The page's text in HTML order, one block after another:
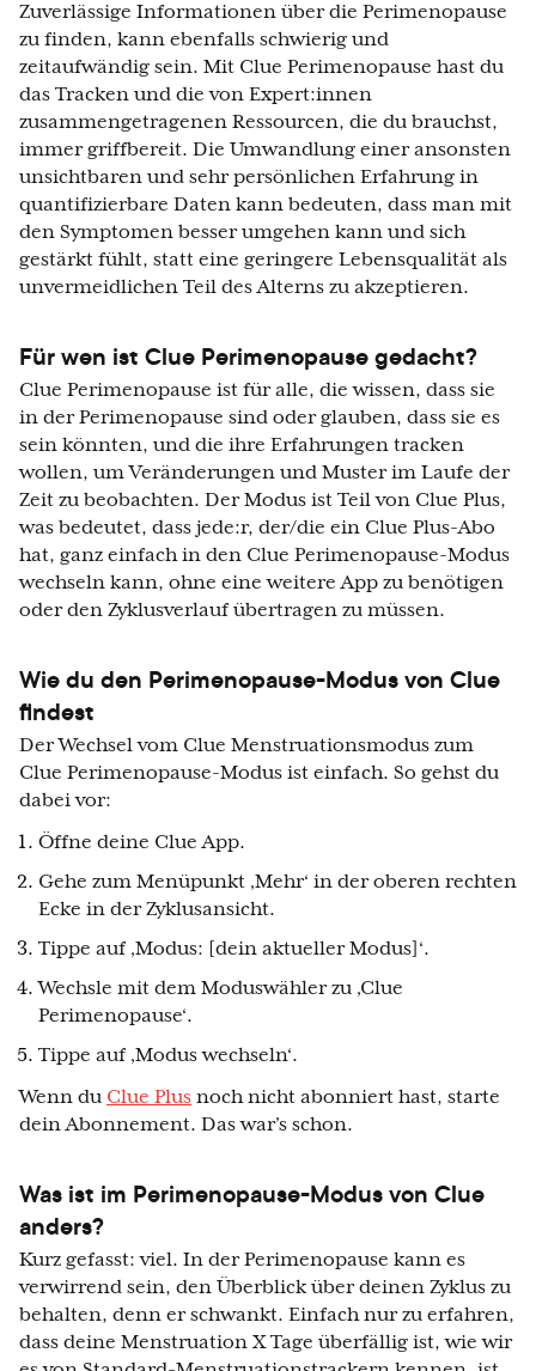
Zuverlässige Informationen über die Perimenopause
zu finden, kann ebenfalls schwierig und
zeitaufwändig sein. Mit Clue Perimenopause hast du
das Tracken und die von Expert:innen
zusammengetragenen Ressourcen, die du brauchst,
immer griffbereit. Die Umwandlung einer ansonsten
unsichtbaren und sehr persönlichen Erfahrung in
quantifizierbare Daten kann bedeuten, dass man mit
den Symptomen besser umgehen kann und sich
gestärkt fühlt, statt eine geringere Lebensqualität als
unvermeidlichen Teil des Alterns zu akzeptieren.
Für wen ist Clue Perimenopause gedacht?
Clue Perimenopause ist für alle, die wissen, dass sie
in der Perimenopause sind oder glauben, dass sie es
sein könnten, und die ihre Erfahrungen tracken
wollen, um Veränderungen und Muster im Laufe der
Zeit zu beobachten. Der Modus ist Teil von Clue Plus,
was bedeutet, dass jede:r, der/die ein Clue Plus-Abo
hat, ganz einfach in den Clue Perimenopause-Modus
wechseln kann, ohne eine weitere App zu benötigen
oder den Zyklusverlauf übertragen zu müssen.
Wie du den Perimenopause-Modus von Clue
findest
Der Wechsel vom Clue Menstruationsmodus zum
Clue Perimenopause-Modus ist einfach. So gehst du
dabei vor:
Öffne deine Clue App.
Gehe zum Menüpunkt ‚Mehr‘ in der oberen rechten
Ecke in der Zyklusansicht.
Tippe auf ‚Modus: [dein aktueller Modus]‘.
Wechsle mit dem Moduswähler zu ‚Clue
Perimenopause‘.
Tippe auf ‚Modus wechseln‘.
Wenn du Clue Plus noch nicht abonniert hast, starte
dein Abonnement. Das war’s schon.
Was ist im Perimenopause-Modus von Clue
anders?
Kurz gefasst: viel. In der Perimenopause kann es
verwirrend sein, den Überblick über deinen Zyklus zu
behalten, denn er schwankt. Einfach nur zu erfahren,
dass deine Menstruation X Tage überfällig ist, wie wir